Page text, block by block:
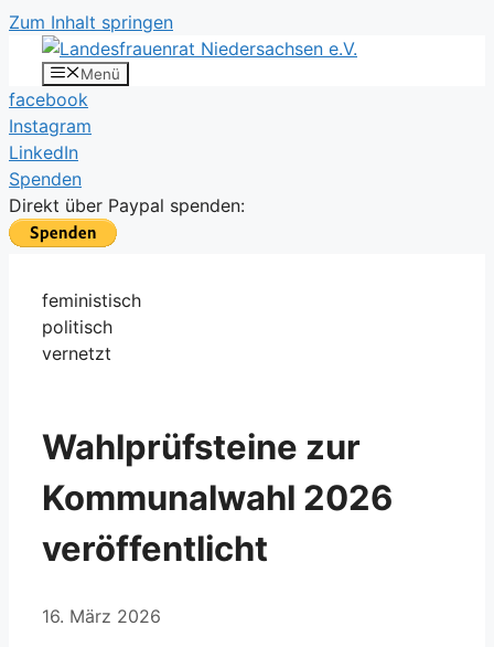
Zum Inhalt springen
Menü
facebook
Instagram
LinkedIn
Spenden
Direkt über Paypal spenden:
feministisch
politisch
vernetzt
Wahlprüfsteine zur
Kommunalwahl 2026
veröffentlicht
16. März 2026